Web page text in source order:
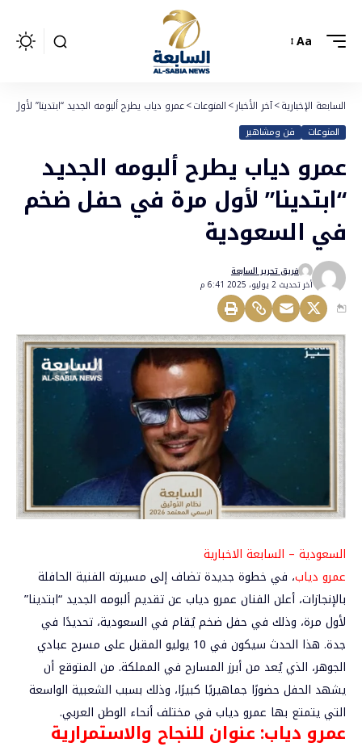
Aa
السابعة الإخبارية>آخر الأخبار>المنوعات>عمرو دياب يطرح ألبومه الجديد “ابتدينا”
المنوعات فن ومشاهير
عمرو دياب يطرح ألبومه الجديد
“ابتدينا” لأول مرة في حفل ضخم
في السعودية
أخر تحديث 2 يوليو، 2025 6:41 م
فريق تحرير السابعة
السعودية – السابعة الاخبارية
عمرو دياب، في خطوة جديدة تضاف إلى مسيرته الفنية الحافلة
بالإنجازات، أعلن الفنان عمرو دياب عن تقديم ألبومه الجديد “ابتدينا”
لأول مرة، وذلك في حفل ضخم يُقام في السعودية، تحديدًا في
جدة. هذا الحدث سيكون في 10 يوليو المقبل على مسرح عبادي
الجوهر، الذي يُعد من أبرز المسارح في المملكة. من المتوقع أن
يشهد الحفل حضورًا جماهيريًا كبيرًا، وذلك بسبب الشعبية الواسعة
التي يتمتع بها عمرو دياب في مختلف أنحاء الوطن العربي.
عمرو دياب: عنوان للنجاح والاستمرارية